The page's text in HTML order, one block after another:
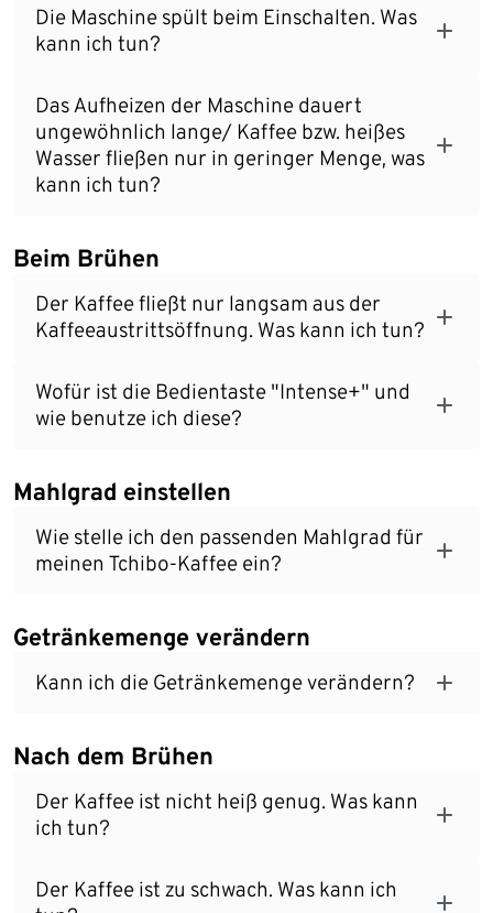
Die Maschine spült beim Einschalten. Was
kann ich tun?
Das Aufheizen der Maschine dauert
ungewöhnlich lange/ Kaffee bzw. heißes
Wasser fließen nur in geringer Menge, was
kann ich tun?
Beim Brühen
Der Kaffee fließt nur langsam aus der
Kaffeeaustrittsöffnung. Was kann ich tun?
Wofür ist die Bedientaste "Intense+" und
wie benutze ich diese?
Mahlgrad einstellen
Wie stelle ich den passenden Mahlgrad für
meinen Tchibo-Kaffee ein?
Getränkemenge verändern
Kann ich die Getränkemenge verändern?
Nach dem Brühen
Der Kaffee ist nicht heiß genug. Was kann
ich tun?
Der Kaffee ist zu schwach. Was kann ich